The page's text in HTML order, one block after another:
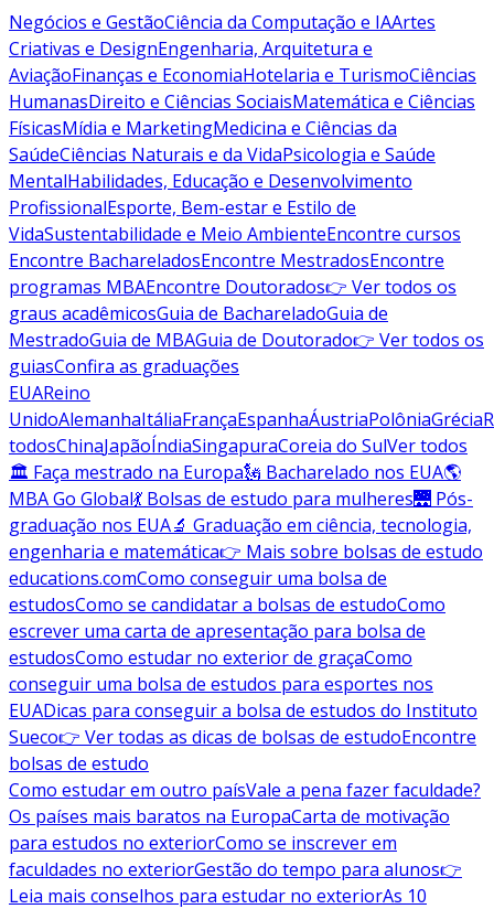
Negócios e GestãoCiência da Computação e IAArtes
Criativas e DesignEngenharia, Arquitetura e
AviaçãoFinanças e EconomiaHotelaria e TurismoCiências
HumanasDireito e Ciências SociaisMatemática e Ciências
FísicasMídia e MarketingMedicina e Ciências da
SaúdeCiências Naturais e da VidaPsicologia e Saúde
MentalHabilidades, Educação e Desenvolvimento
ProfissionalEsporte, Bem-estar e Estilo de
VidaSustentabilidade e Meio AmbienteEncontre cursos
Encontre BachareladosEncontre MestradosEncontre
programas MBAEncontre Doutorados👉 Ver todos os
graus acadêmicosGuia de BachareladoGuia de
MestradoGuia de MBAGuia de Doutorado👉 Ver todos os
guiasConfira as graduações
EUAReino
UnidoAlemanhaItáliaFrançaEspanhaÁustriaPolôniaGrécia
todosChinaJapãoÍndiaSingapuraCoreia do SulVer todos
🏛 Faça mestrado na Europa🗽 Bacharelado nos EUA🌎
MBA Go Global💃 Bolsas de estudo para mulheres🌉 Pós-
graduação nos EUA🔬 Graduação em ciência, tecnologia,
engenharia e matemática👉 Mais sobre bolsas de estudo
educations.comComo conseguir uma bolsa de
estudosComo se candidatar a bolsas de estudoComo
escrever uma carta de apresentação para bolsa de
estudosComo estudar no exterior de graçaComo
conseguir uma bolsa de estudos para esportes nos
EUADicas para conseguir a bolsa de estudos do Instituto
Sueco👉 Ver todas as dicas de bolsas de estudoEncontre
bolsas de estudo
Como estudar em outro paísVale a pena fazer faculdade?
Os países mais baratos na EuropaCarta de motivação
para estudos no exteriorComo se inscrever em
faculdades no exteriorGestão do tempo para alunos👉
Leia mais conselhos para estudar no exteriorAs 10